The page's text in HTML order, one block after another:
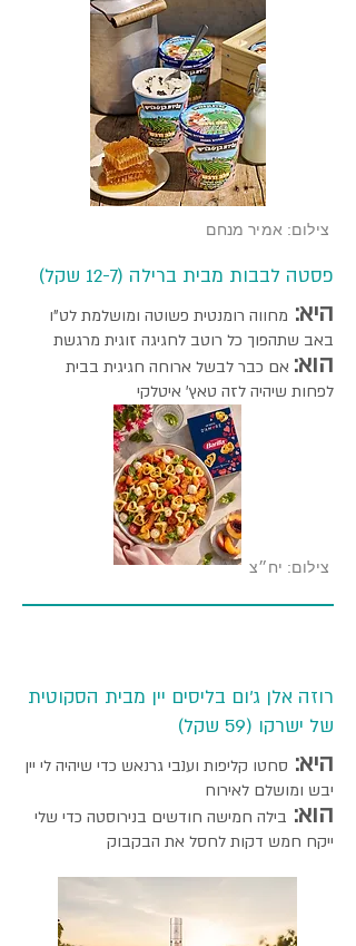
צילום: אמיר מנחם
פסטה לבבות מבית ברילה (12-7 שקל)
היא: מחווה רומנטית פשוטה ומושלמת לט"ו
באב שתהפוך כל רוטב לחגיגה זוגית מרגשת
הוא: אם כבר לבשל ארוחה חגיגית בבית
לפחות שיהיה לזה טאץ' איטלקי
צילום: יח״צ
רוזה אלן ג'ום בליסים יין מבית הסקוטית
של ישרקו (59 שקל)
היא: סחטו קליפות וענבי גרנאש כדי שיהיה לי יין
יבש ומושלם לאירוח
הוא: בילה חמישה חודשים בנירוסטה כדי שלי
ייקח חמש דקות לחסל את הבקבוק